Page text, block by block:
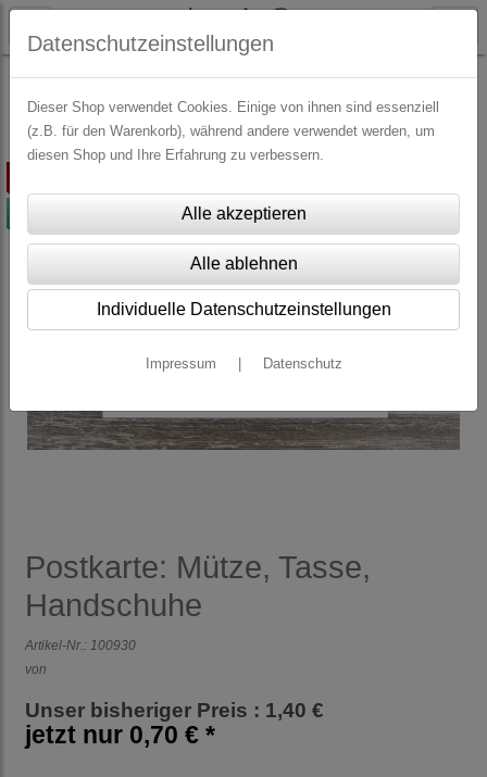
WEIHNACHTEN Postkarten Weihnachten
Postkarte: Mütze, Tasse,
Handschuhe
Artikel-Nr.: 100930
von
Unser bisheriger Preis : 1,40 €
jetzt nur 0,70 € *
Datenschutzeinstellungen
Dieser Shop verwendet Cookies. Einige von ihnen sind essenziell
(z.B. für den Warenkorb), während andere verwendet werden, um
diesen Shop und Ihre Erfahrung zu verbessern.
Individuelle Datenschutzeinstellungen
Impressum Datenschutz